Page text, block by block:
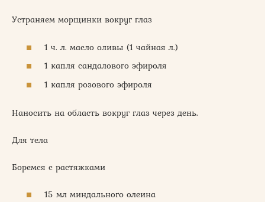
Устраняем морщинки вокруг глаз
1 ч. л. масло оливы (1 чайная л.)
1 капля сандалового эфироля
1 капля розового эфироля
Наносить на область вокруг глаз через день.
Для тела
Боремся с растяжками
15 мл миндального олеина